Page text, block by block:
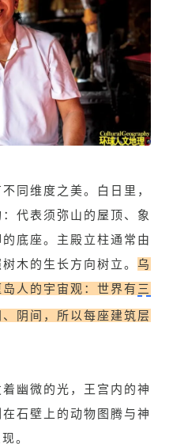
同维度之美。白日里，
代表须弥山的屋顶、象
底座。主殿立柱通常由
木的生长方向树立。乌
人的宇宙观：世界有 三
阴间，所以每座建筑层
幽微的光，王宫内的神
石壁上的动物图腾与神
。